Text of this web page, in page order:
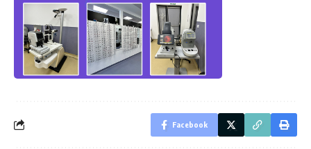
Facebook